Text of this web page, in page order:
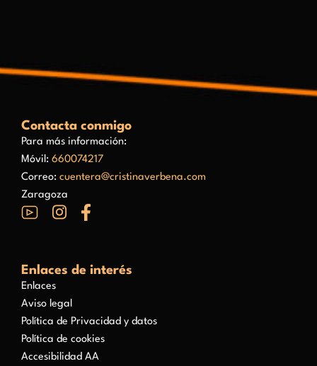
Contacta conmigo
Para más información:
Móvil: 660074217
Correo: cuentera@cristinaverbena.com
Zaragoza
Enlaces de interés
Enlaces
Aviso legal
Política de Privacidad y datos
Política de cookies
Accesibilidad AA